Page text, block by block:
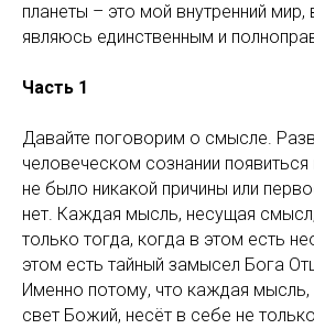
планеты – это мой внутренний мир,
являюсь единственным и
Часть 1
Давайте поговорим о смысле.
человеческом сознании
не было никакой причины или
нет. Каждая мысль, несущая
только тогда, когда в этом есть
этом есть тайный замысел Бога
Именно потому, что каждая
свет Божий, несёт в себе не